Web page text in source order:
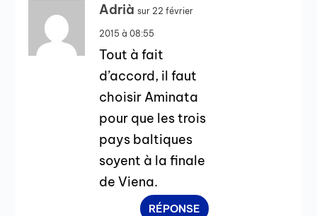
Adrià sur 22 février
2015 à 08:55
Tout à fait
d’accord, il faut
choisir Aminata
pour que les trois
pays baltiques
soyent à la finale
de Viena.
RÉPONSE